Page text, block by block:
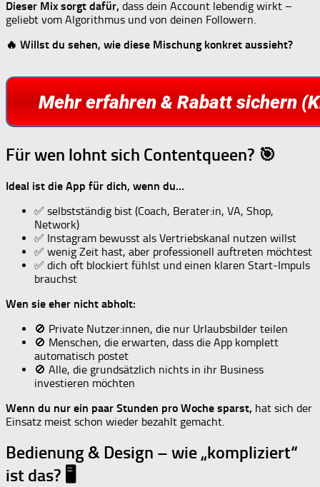
Dieser Mix sorgt dafür, dass dein Account lebendig wirkt –
geliebt vom Algorithmus und von deinen Followern.
🔥 Willst du sehen, wie diese Mischung konkret aussieht?
Für wen lohnt sich Contentqueen? 🎯
Ideal ist die App für dich, wenn du…
✅ selbstständig bist (Coach, Berater:in, VA, Shop,
Network)
✅ Instagram bewusst als Vertriebskanal nutzen willst
✅ wenig Zeit hast, aber professionell auftreten möchtest
✅ dich oft blockiert fühlst und einen klaren Start-Impuls
brauchst
Wen sie eher nicht abholt:
🚫 Private Nutzer:innen, die nur Urlaubsbilder teilen
🚫 Menschen, die erwarten, dass die App komplett
automatisch postet
🚫 Alle, die grundsätzlich nichts in ihr Business
investieren möchten
Wenn du nur ein paar Stunden pro Woche sparst, hat sich der
Einsatz meist schon wieder bezahlt gemacht.
Bedienung & Design – wie „kompliziert“
ist das? 🖥